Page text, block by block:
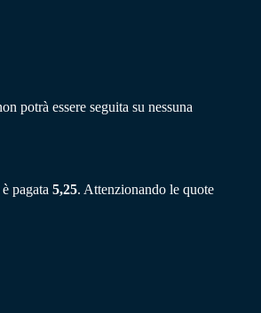
potrà essere seguita su nessuna
pagata 5,25. Attenzionando le quote